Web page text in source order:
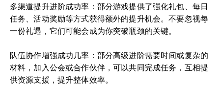
多渠道提升进阶成功率：部分游戏提供了强化礼包、每日
任务、活动奖励等方式获得额外的提升机会。不要忽视每
一份礼遇，它们可能会成为你突破瓶颈的关键。
队伍协作增强成功几率：部分高级进阶需要时间或复杂的
材料，加入公会或合作伙伴，可以共同完成任务，互相提
供资源支援，提升整体效率。